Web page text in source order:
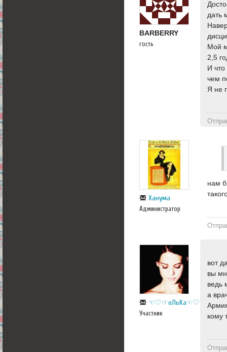
BARBERRY
гость
дать
Мой
2,5
И что
чем
Я не
Ханума
Администратор
нам
☜♡☞оЛьKa☜♡☞
Участник
вот
вы
ведь
а
кому